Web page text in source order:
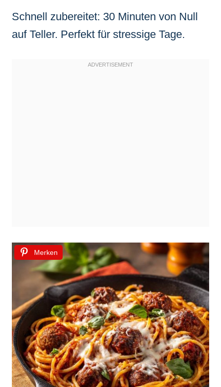
Schnell zubereitet: 30 Minuten von Null
auf Teller. Perfekt für stressige Tage.
Merken